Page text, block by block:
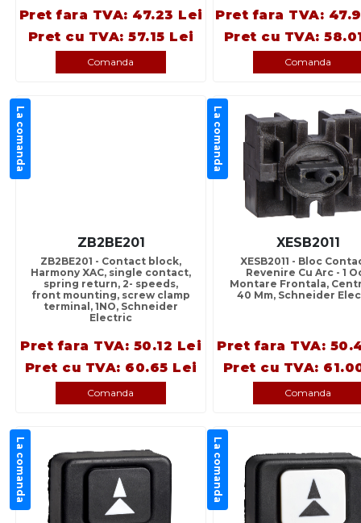
Pret fara TVA: 47.23 Lei
Pret cu TVA: 57.15 Lei
Comanda
Pret fara TVA:
Pret cu TVA:
Comanda
La comanda
ZB2BE201
ZB2BE201 - Contact block,
Harmony XAC, single contact,
spring return, 2- speeds,
front mounting, screw clamp
terminal, 1NO, Schneider
Electric
Pret fara TVA: 50.12 Lei
Pret cu TVA: 60.65 Lei
Comanda
La comanda
XESB2011
XESB2011 - Bloc
Revenire Cu Arc - 1
Montare Frontala,
40 Mm, Schneider
Pret fara TVA:
Pret cu TVA:
Comanda
La comanda La comanda